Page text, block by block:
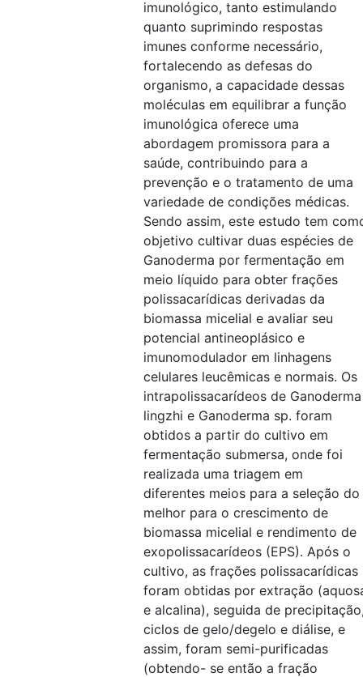
imunológico, tanto estimulando
quanto suprimindo respostas
imunes conforme necessário,
fortalecendo as defesas do
organismo, a capacidade dessas
moléculas em equilibrar a função
imunológica oferece uma
abordagem promissora para a
saúde, contribuindo para a
prevenção e o tratamento de uma
variedade de condições médicas.
Sendo assim, este estudo tem
objetivo cultivar duas espécies de
Ganoderma por fermentação em
meio líquido para obter frações
polissacarídicas derivadas da
biomassa micelial e avaliar seu
potencial antineoplásico e
imunomodulador em linhagens
celulares leucêmicas e normais. Os
intrapolissacarídeos de Ganoderma
lingzhi e Ganoderma sp. foram
obtidos a partir do cultivo em
fermentação submersa, onde foi
realizada uma triagem em
diferentes meios para a seleção do
melhor para o crescimento de
biomassa micelial e rendimento de
exopolissacarídeos (EPS). Após o
cultivo, as frações polissacarídicas
foram obtidas por extração
e alcalina), seguida de
ciclos de gelo/degelo e diálise, e
assim, foram semi-purificadas
(obtendo- se então a fração